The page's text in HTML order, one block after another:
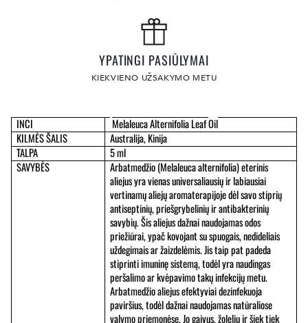
YPATINGI PASIŪLYMAI
KIEKVIENO UŽSAKYMO METU
INCI Melaleuca Alternifolia Leaf Oil
KILMĖS ŠALIS
Australija, Kinija
TALPA
5 ml
SAVYBĖS
Arbatmedžio (Melaleuca alternifolia) eterinis
aliejus yra vienas universaliausių ir labiausiai
vertinamų aliejų aromaterapijoje dėl savo stiprių
antiseptinių, priešgrybelinių ir antibakterinių
savybių. Šis aliejus dažnai naudojamas odos
priežiūrai, ypač kovojant su spuogais, nedideliais
uždegimais ar žaizdelėmis. Jis taip pat padeda
stiprinti imuninę sistemą, todėl yra naudingas
peršalimo ar kvėpavimo takų infekcijų metu.
Arbatmedžio aliejus efektyviai dezinfekuoja
paviršius, todėl dažnai naudojamas natūraliose
valymo priemonėse. Jo gaivus, žolelių ir šiek tiek